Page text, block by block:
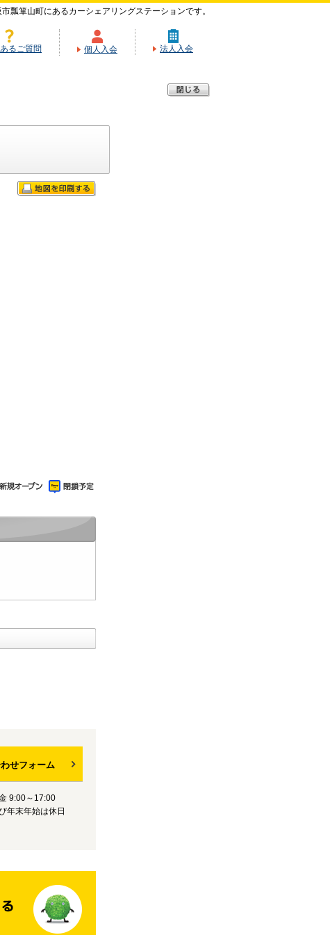
瓢箪山町にあるカーシェアリングステーションです。
るご質問 個人入会 法人入会
せフォーム
9:00～17:00
年末年始は休日